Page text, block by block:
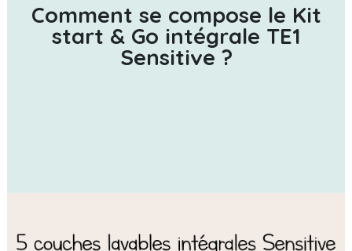
Comment se compose le Kit
start & Go intégrale TE1
Sensitive ?